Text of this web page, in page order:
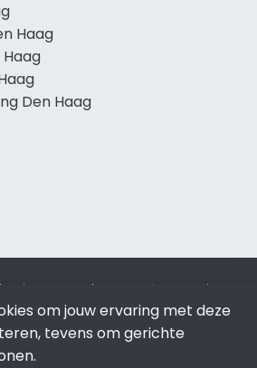
Haag
Den Haag
en SEO door SEO-bureau
Lion
voor bewezen resultaten?SEO
No Pay.Den Haag is onderdeel van
Lion Internet.
om jouw ervaring met deze
tevens om gerichte